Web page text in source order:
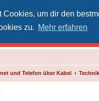
Cookies, um dir den
zu. Mehr erfahren
und Telefon über Kabel